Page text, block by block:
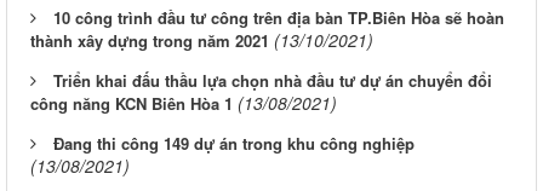
10 công trình đầu tư công trên địa bàn TP.Biên Hòa sẽ hoàn
thành xây dựng trong năm 2021 (13/10/2021)
Triển khai đấu thầu lựa chọn nhà đầu tư dự án chuyển đổi
công năng KCN Biên Hòa 1 (13/08/2021)
Đang thi công 149 dự án trong khu công nghiệp
(13/08/2021)